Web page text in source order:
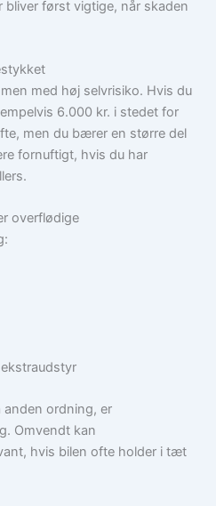
bliver først vigtige, når skaden
med høj selvrisiko. Hvis du
6.000 kr. i stedet for
men du bærer en større del
fornuftigt, hvis du har
overflødige
anden ordning, er
Omvendt kan
hvis bilen ofte holder i tæt